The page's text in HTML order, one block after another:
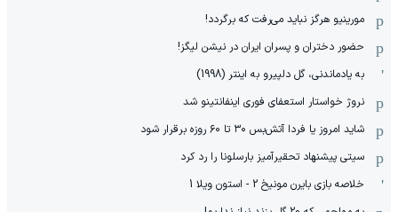
مورینیو هرگز نباید می‌رفت که برگردد!
حضور دختران و پسران ایران در نیشن لیگز!
به یادماندنی، گل دلپیرو به اینتر (1998)
نروژ خواستار استعفای فوری اینفانتینو شد
شاید امروز یا فردا آتش‌بس ۳۰ تا ۶۰ روزه برقرار شود
سیتی پیشنهاد تحقیرآمیز بارسلونا را رد کرد
خلاصه بازی بایرن مونیخ 2 - استون ویلا 1